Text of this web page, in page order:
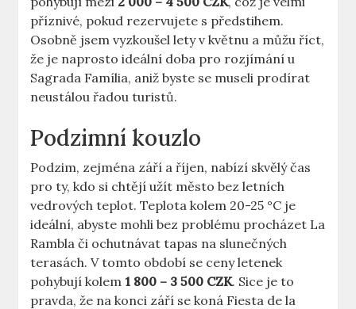
příznivé, pokud rezervujete s předstihem.
Osobně jsem vyzkoušel lety v květnu a můžu říct,
že je naprosto ideální doba pro rozjímání u
Sagrada Família, aniž byste se museli prodírat
neustálou řadou turistů.
Podzimní kouzlo
Podzim, zejména září a říjen, nabízí skvělý čas
pro ty, kdo si chtějí užít město bez letních
vedrových teplot. Teplota kolem 20-25 °C je
ideální, abyste mohli bez problému procházet La
Rambla či ochutnávat tapas na slunečných
terasách. V tomto období se ceny letenek
pohybují kolem 1 800 – 3 500 CZK. Sice je to
pravda, že na konci září se koná Fiesta de la